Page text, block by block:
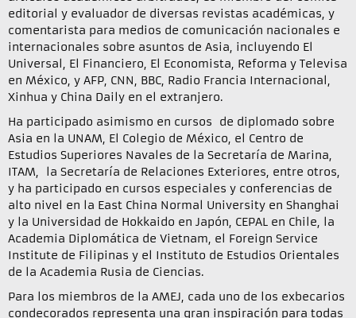
editorial y evaluador de diversas revistas académicas, y
comentarista para medios de comunicación nacionales e
internacionales sobre asuntos de Asia, incluyendo El
Universal, El Financiero, El Economista, Reforma y Televisa
en México, y AFP, CNN, BBC, Radio Francia Internacional,
Xinhua y China Daily en el extranjero.
Ha participado asimismo en cursos de diplomado sobre
Asia en la UNAM, El Colegio de México, el Centro de
Estudios Superiores Navales de la Secretaría de Marina,
ITAM, la Secretaría de Relaciones Exteriores, entre otros,
y ha participado en cursos especiales y conferencias de
alto nivel en la East China Normal University en Shanghai
y la Universidad de Hokkaido en Japón, CEPAL en Chile, la
Academia Diplomática de Vietnam, el Foreign Service
Institute de Filipinas y el Instituto de Estudios Orientales
de la Academia Rusia de Ciencias.
Para los miembros de la AMEJ, cada uno de los exbecarios
condecorados representa una gran inspiración para todas